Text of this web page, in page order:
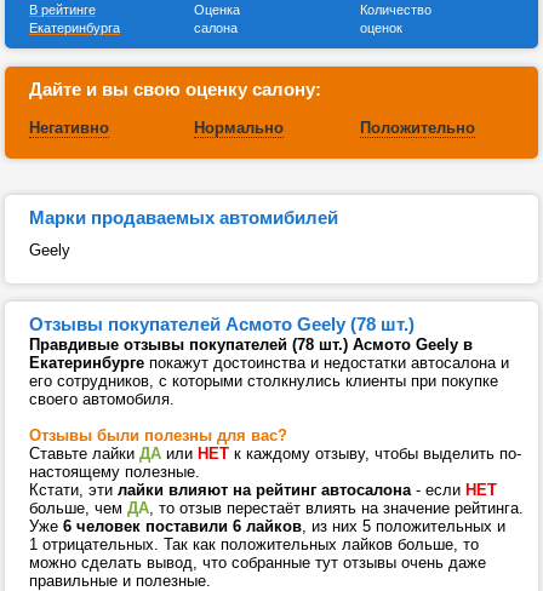
В рейтинге
Екатеринбурга
Оценка
салона
Количество
оценок
Дайте и вы свою оценку салону:
Негативно Нормально Положительно
Марки продаваемых автомибилей
Geely
Отзывы покупателей Асмото Geely (78 шт.)
Правдивые отзывы покупателей (78 шт.) Асмото Geely в
Екатеринбурге покажут достоинства и недостатки автосалона и
его сотрудников, с которыми столкнулись клиенты при покупке
своего автомобиля.
Отзывы были полезны для вас?
Ставьте лайки ДА или НЕТ к каждому отзыву, чтобы выделить по-
настоящему полезные.
Кстати, эти лайки влияют на рейтинг автосалона- если НЕТ
больше, чем ДА, то отзыв перестаёт влиять на значение рейтинга.
Уже 6 человек поставили 6 лайков, из них 5 положительных и
1 отрицательных. Так как положительных лайков больше, то
можно сделать вывод, что собранные тут отзывы очень даже
правильные и полезные.